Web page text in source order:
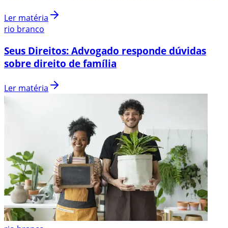
Ler matéria
rio branco
Seus Direitos: Advogado responde dúvidas
sobre direito de família
Ler matéria